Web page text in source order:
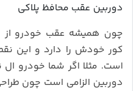
دوربین عقب محافظ پلاکی
چون همیشه عقب خودرو از
کور خودش را دارد و این
است. مثلا اگر شما خودرو ال
دوربین الزامی است چون